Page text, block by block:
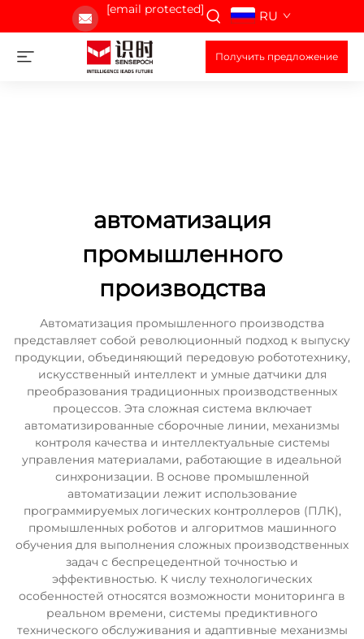
[email protected] RU
Получить предложение
автоматизация
промышленного
производства
Автоматизация промышленного производства
представляет собой революционный подход к выпуску
продукции, объединяющий передовую робототехнику,
искусственный интеллект и умные датчики для
преобразования традиционных производственных
процессов. Эта сложная система включает
автоматизированные сборочные линии, механизмы
контроля качества и интеллектуальные системы
управления материалами, работающие в идеальной
синхронизации. В основе промышленной
автоматизации лежит использование
программируемых логических контроллеров (ПЛК),
промышленных роботов и алгоритмов машинного
обучения для выполнения сложных производственных
задач с беспрецедентной точностью и
эффективностью. К числу технологических
особенностей относятся возможности мониторинга в
реальном времени, системы предиктивного
технического обслуживания и адаптивные механизмы